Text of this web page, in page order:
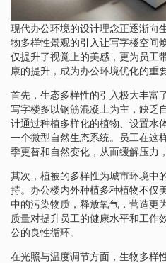
现代办公环境的设计理念正逐渐向
物多样性景观的引入让写字楼空间
仅提升了视觉上的美感，更为员工
康的提升，成为办公环境优化的重
首先，生态多样性的引入极大丰富
写字楼多以钢筋混凝土为主，缺乏
计通过种植多样化的植物、设置水
一个微型自然生态系统。员工在这
季更替和自然变化，从而缓解压力
其次，植被的多样性为城市环境中
持。办公楼内外种植多种植物不仅
中的污染物质，释放氧气，营造更
质量对提升员工的健康水平和工作
公的良性循环。
在光照与温度调节方面，生物多样